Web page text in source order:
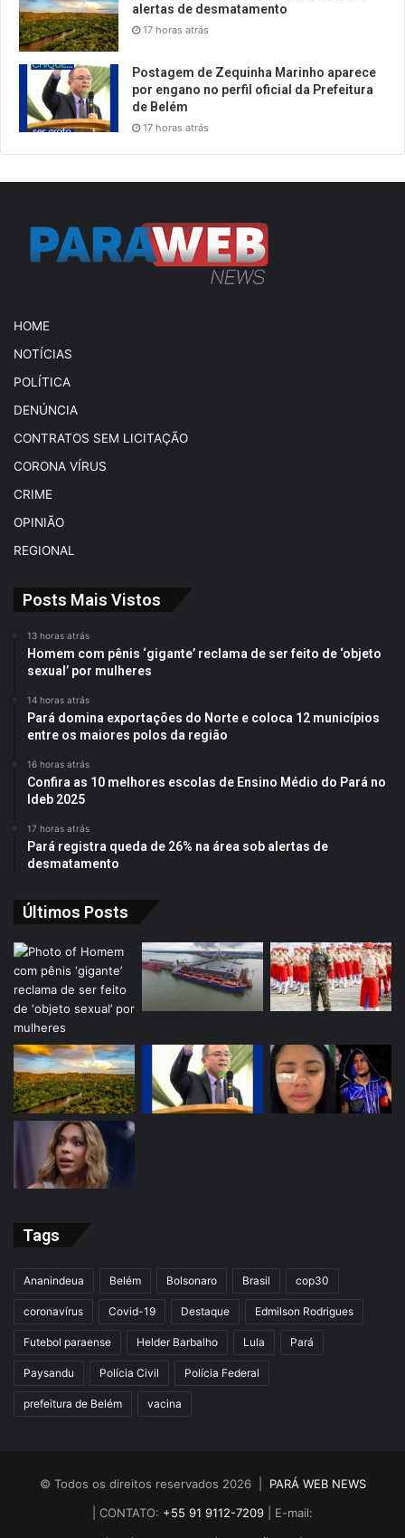
alertas de desmatamento
17 horas atrás
Postagem de Zequinha Marinho aparece
por engano no perfil oficial da Prefeitura
de Belém
17 horas atrás
HOME
NOTÍCIAS
POLÍTICA
DENÚNCIA
CONTRATOS SEM LICITAÇÃO
CORONA VÍRUS
CRIME
OPINIÃO
REGIONAL
Posts Mais Vistos
13 horas atrás
Homem com pênis ‘gigante’ reclama de ser feito de ‘objeto
sexual’ por mulheres
14 horas atrás
Pará domina exportações do Norte e coloca 12 municípios
entre os maiores polos da região
16 horas atrás
Confira as 10 melhores escolas de Ensino Médio do Pará no
Ideb 2025
17 horas atrás
Pará registra queda de 26% na área sob alertas de
desmatamento
Últimos Posts
Tags
Ananindeua Belém Bolsonaro Brasil cop30
coronavírus Covid-19 Destaque Edmilson Rodrigues
Futebol paraense Helder Barbalho Lula Pará
Paysandu Polícia Civil Polícia Federal
prefeitura de Belém vacina
© Todos os direitos reservados 2026 | PARÁ WEB NEWS
| CONTATO: +55 91 9112-7209 | E-mail: